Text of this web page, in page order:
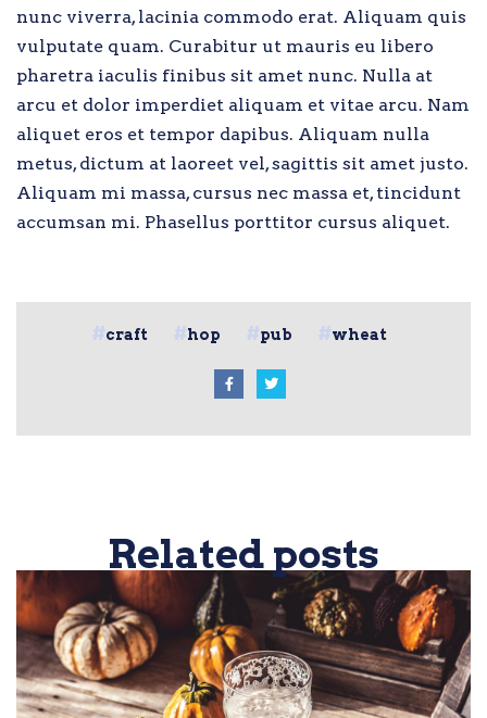
nunc viverra, lacinia commodo erat. Aliquam quis
vulputate quam. Curabitur ut mauris eu libero
pharetra iaculis finibus sit amet nunc. Nulla at
arcu et dolor imperdiet aliquam et vitae arcu. Nam
aliquet eros et tempor dapibus. Aliquam nulla
metus, dictum at laoreet vel, sagittis sit amet justo.
Aliquam mi massa, cursus nec massa et, tincidunt
accumsan mi. Phasellus porttitor cursus aliquet.
craft hop pub wheat
Related posts